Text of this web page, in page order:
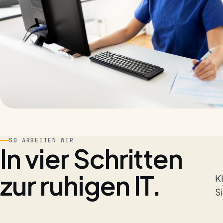
SO ARBEITEN WIR
In vier Schritten
zur ruhigen IT.